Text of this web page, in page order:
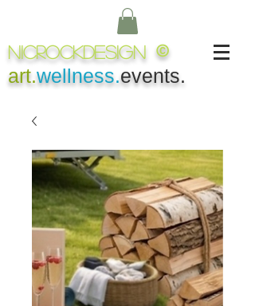
NICROCKDesign ©
art.wellness.events.